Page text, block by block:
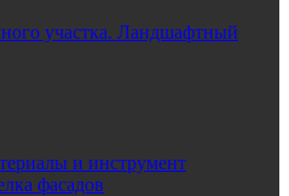
участка. Ландшафтный
и инструмент
фасадов